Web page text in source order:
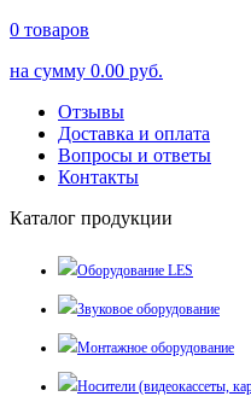
0 товаров
на сумму 0.00 руб.
Отзывы
Доставка и оплата
Вопросы и ответы
Контакты
Каталог продукции
Оборудование LES
Звуковое оборудование
Монтажное оборудование
Носители (видеокассеты,